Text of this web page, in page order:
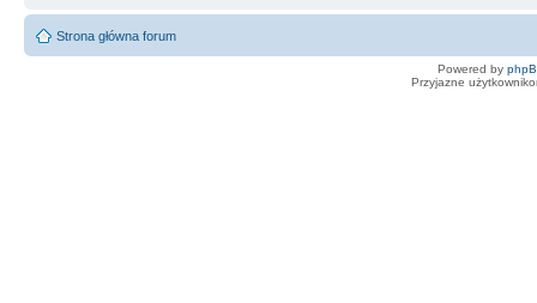
Strona główna forum
Powered by
Przyjazne